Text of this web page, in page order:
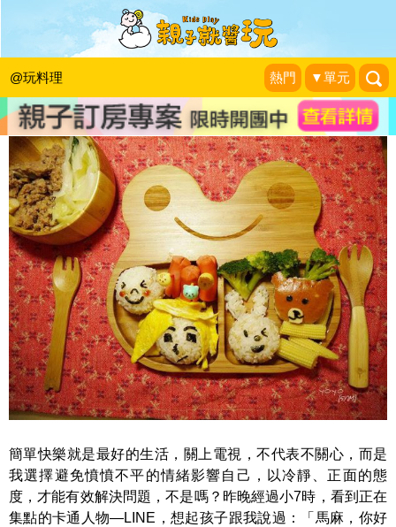
@玩料理 熱門 ▼單元
兒童便當：LINE卡通人物作法
1＋1＝3 玩學樂生活
簡單快樂就是最好的生活，關上電視，不代表不關心，而是
我選擇避免憤憤不平的情緒影響自己，以冷靜、正面的態
度，才能有效解決問題，不是嗎？昨晚經過小7時，看到正在
集點的卡通人物―LINE，想起孩子跟我說過：「馬麻，你好